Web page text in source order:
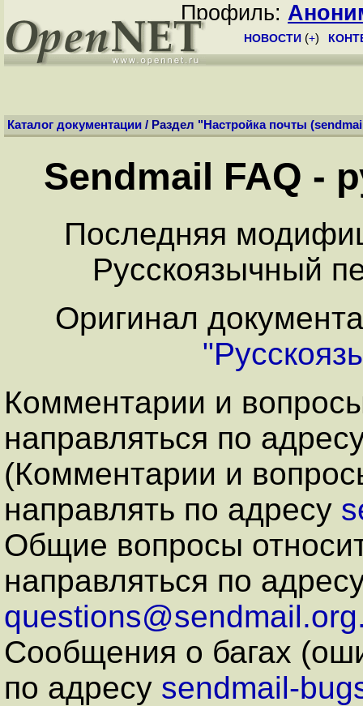
Профиль:
НОВОСТИ (+)
Каталог документации / Раздел " Настройка почты
Sendmail FAQ -
Последняя
Русскоязычный
Оригинал
Комментарии и
направляться по
(Комментарии и
направлять по адресу
Общие вопросы
направляться по
Сообщения о багах
по адресу sendmail-